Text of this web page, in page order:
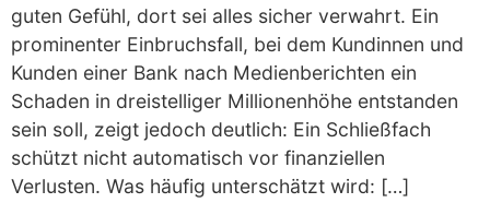
guten Gefühl, dort sei alles sicher verwahrt. Ein
prominenter Einbruchsfall, bei dem Kundinnen und
Kunden einer Bank nach Medienberichten ein
Schaden in dreistelliger Millionenhöhe entstanden
sein soll, zeigt jedoch deutlich: Ein Schließfach
schützt nicht automatisch vor finanziellen
Verlusten. Was häufig unterschätzt wird: […]